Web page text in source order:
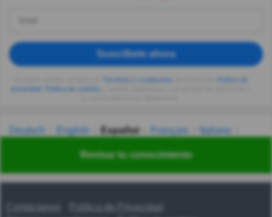
Revisar tu conocimiento
Suscríbete ahora
privacidad
Deutsch English Español Français
Italiano
Українська हिन्दी 한국어 汉语
Contáctanos
Política de Privacidad